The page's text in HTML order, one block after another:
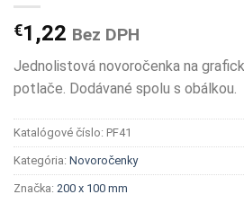
€1,22 Bez DPH
Jednolistová novoročenka na
potlače. Dodávané spolu s obálkou.
Katalógové číslo: PF41
Kategória: Novoročenky
Značka: 200 x 100 mm